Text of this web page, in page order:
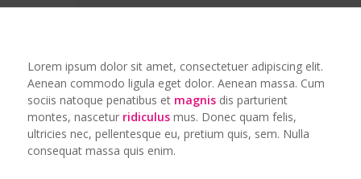
Lorem ipsum dolor sit amet, consectetuer adipiscing elit.
Aenean commodo ligula eget dolor. Aenean massa. Cum
sociis natoque penatibus et magnisdis parturient
montes, nascetur ridiculusmus. Donec quam felis,
ultricies nec, pellentesque eu, pretium quis, sem. Nulla
consequat massa quis enim.